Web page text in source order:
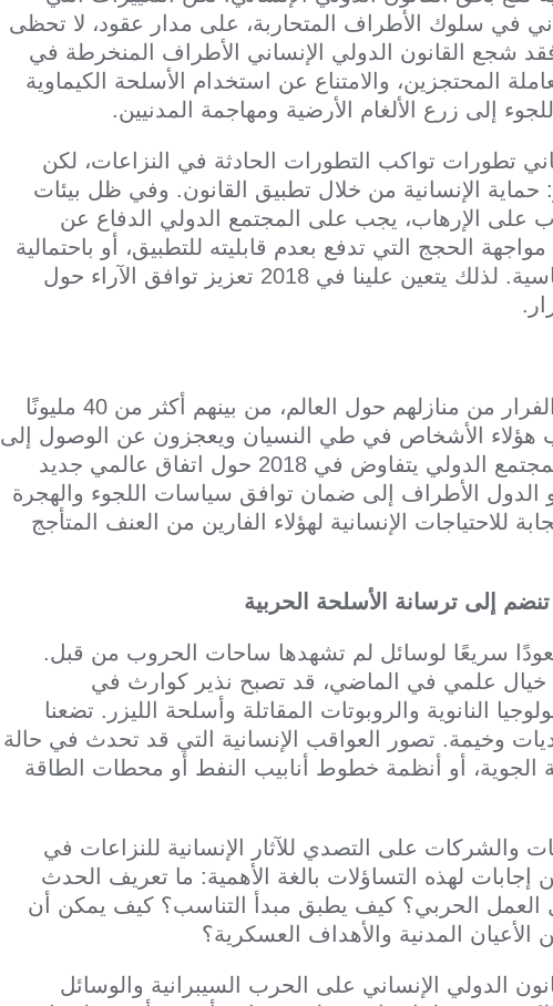
في سلوك الأطراف المتحاربة، على مدار عقود، لا تحظى
شجع القانون الدولي الإنساني الأطراف المنخرطة في
المحتجزين، والامتناع عن استخدام الأسلحة الكيماوية
إلى زرع الألغام الأرضية ومهاجمة المدنيين.
تطورات تواكب التطورات الحادثة في النزاعات، لكن
حماية الإنسانية من خلال تطبيق القانون. وفي ظل بيئات
على الإرهاب، يجب على المجتمع الدولي الدفاع عن
الحجج التي تدفع بعدم قابليته للتطبيق، أو باحتمالية
المقايضة به في صفقات سياسية. لذلك يتعين علينا في 2018 تعزيز توافق الآراء حول
أُجبر 65 مليون شخص على الفرار من منازلهم حول العالم، من بينهم أكثر من 40 مليونًا
هؤلاء الأشخاص في طي النسيان ويعجزون عن الوصول إلى
المساعدات. وفي حين أن المجتمع الدولي يتفاوض في 2018 حول اتفاق عالمي جديد
الدول الأطراف إلى ضمان توافق سياسات اللجوء والهجرة
للاحتياجات الإنسانية لهؤلاء الفارين من العنف المتأجج
إلى ترسانة الأسلحة الحربية
صعودًا سريعًا لوسائل لم تشهدها ساحات الحروب من قبل.
خيال علمي في الماضي، قد تصبح نذير كوارث في
النانوية والروبوتات المقاتلة وأسلحة الليزر. تضعنا
وخيمة. تصور العواقب الإنسانية التي قد تحدث في حالة
الجوية، أو أنظمة خطوط أنابيب النفط أو محطات الطاقة
والشركات على التصدي للآثار الإنسانية للنزاعات في
إجابات لهذه التساؤلات بالغة الأهمية: ما تعريف الحدث
العمل الحربي؟ كيف يطبق مبدأ التناسب؟ كيف يمكن أن
الأعيان المدنية والأهداف العسكرية؟
الدولي الإنساني على الحرب السيبرانية والوسائل